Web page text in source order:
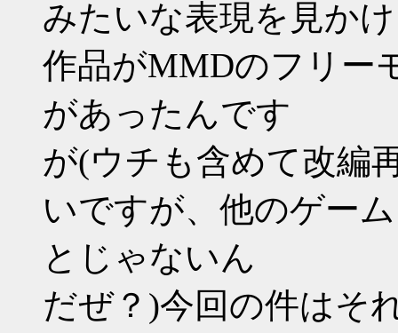
みたいな表現を見か
作品がMMDのフリー
があったんです
が(ウチも含めて改編
いですが、他のゲー
とじゃないん
だぜ？)今回の件はそ